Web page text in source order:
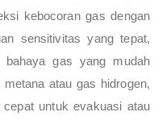
kebocoran gas dengan
sensitivitas yang tepat,
bahaya gas yang mudah
atau gas hidrogen,
untuk evakuasi atau